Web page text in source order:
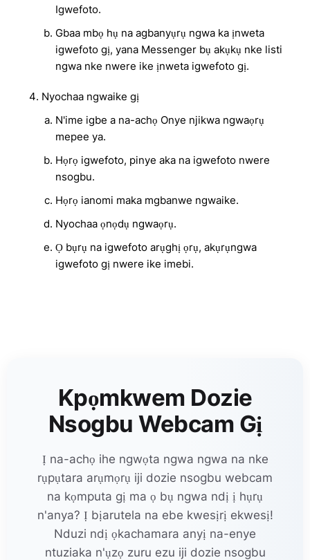
Igwefoto.
Gbaa mbọ hụ na agbanyụrụ ngwa ka ịnweta
igwefoto gị, yana Messenger bụ akụkụ nke listi
ngwa nke nwere ike ịnweta igwefoto gị.
Nyochaa ngwaike gị
N'ime igbe a na-achọ Onye njikwa ngwaọrụ
mepee ya.
Họrọ igwefoto, pinye aka na igwefoto nwere
nsogbu.
Họrọ ianomi maka mgbanwe ngwaike.
Nyochaa ọnọdụ ngwaọrụ.
Ọ bụrụ na igwefoto arụghị ọrụ, akụrụngwa
igwefoto gị nwere ike imebi.
Kpọmkwem Dozie
Nsogbu Webcam Gị
Ị na-achọ ihe ngwọta ngwa ngwa na nke
rụpụtara arụmọrụ iji dozie nsogbu webcam
na kọmputa gị ma ọ bụ ngwa ndị ị hụrụ
n'anya? Ị bịarutela na ebe kwesịrị ekwesị!
Nduzi ndị ọkachamara anyị na-enye
ntuziaka n'ụzọ zuru ezu iji dozie nsogbu